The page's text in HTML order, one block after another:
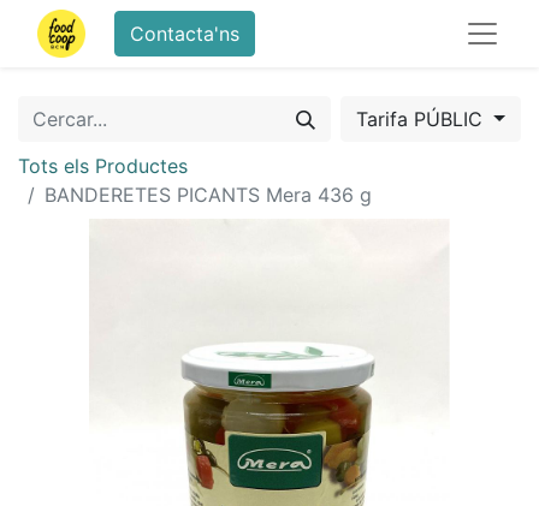
Contacta'ns
Tarifa PÚBLIC
Tots els Productes
BANDERETES PICANTS Mera 436 g